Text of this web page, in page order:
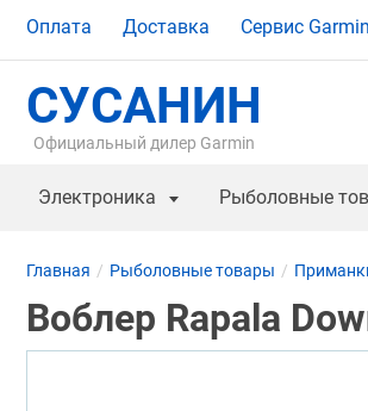
Оплата Доставка Сервис Garmin
СУСАНИН
Официальный дилер Garmin
Электроника Рыболовные
Главная Рыболовные товары
Воблер Rapala